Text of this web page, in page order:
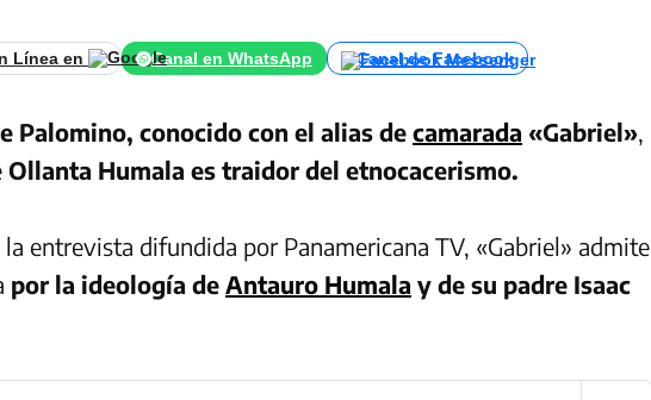
Línea en Canal en WhatsApp Canal de Facebook
Palomino, conocido con el alias de camarada «Gabriel»,
Ollanta Humala es traidor del etnocacerismo.
entrevista difundida por Panamericana TV, «Gabriel» admite
por la ideología de Antauro Humala y de su padre Isaac